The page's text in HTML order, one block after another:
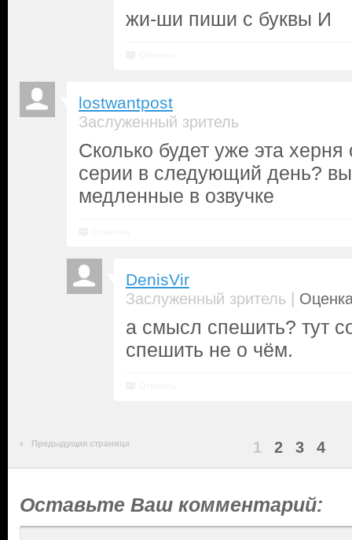
жи-ши пиши с буквы И
lostwantpost
Заслуженный зритель
Сколько будет уже эта
серии в следующий день?
медленные в озвучке
DenisVir
Заслуженный зритель |
а смысл спешить? тут
спешить не о чём.
Предыдущая страница 1 2 3 4
Оставьте Ваш комментарий: